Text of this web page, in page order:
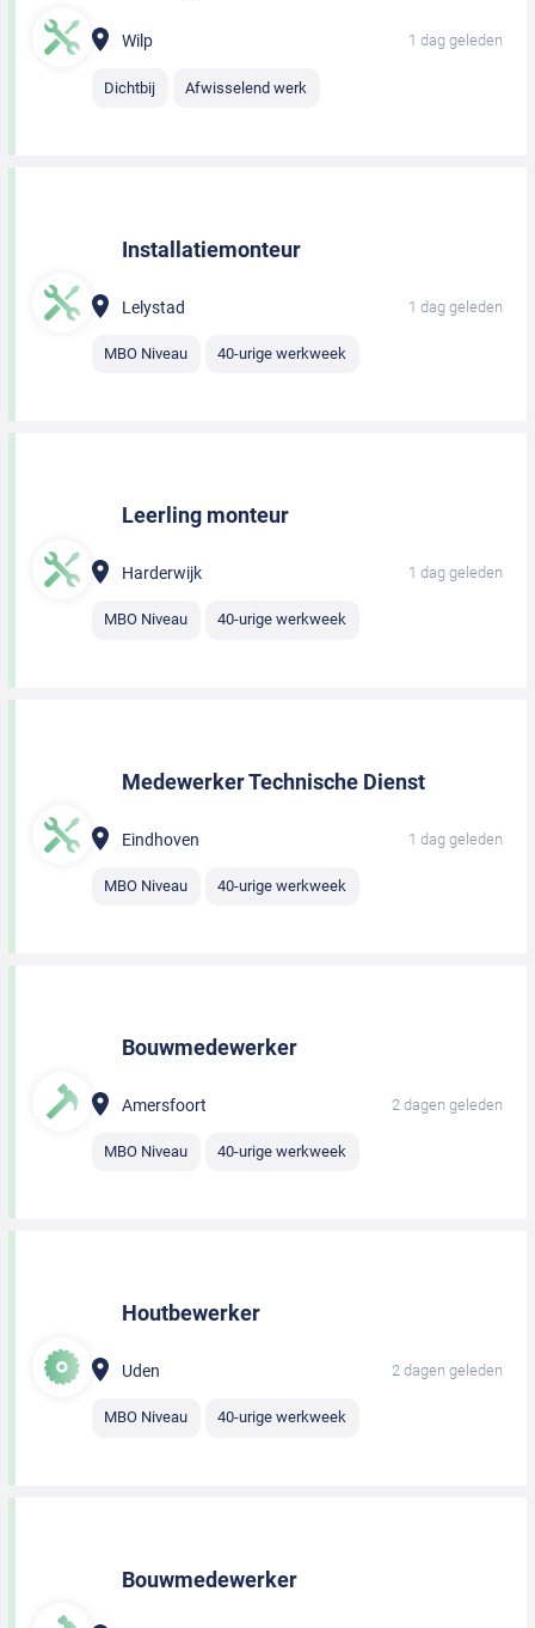
Wilp 1 dag geleden
Dichtbij Afwisselend werk
Installatiemonteur
Lelystad 1 dag geleden
MBO Niveau 40-urige werkweek
Leerling monteur
Harderwijk 1 dag geleden
MBO Niveau 40-urige werkweek
Medewerker Technische Dienst
Eindhoven 1 dag geleden
MBO Niveau 40-urige werkweek
Bouwmedewerker
Amersfoort 2 dagen geleden
MBO Niveau 40-urige werkweek
Houtbewerker
Uden 2 dagen geleden
MBO Niveau 40-urige werkweek
Bouwmedewerker